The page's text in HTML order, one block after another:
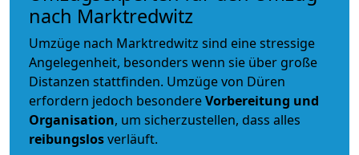
nach Marktredwitz
Umzüge nach Marktredwitz sind eine stressige
Angelegenheit, besonders wenn sie über große
Distanzen stattfinden. Umzüge von Düren
erfordern jedoch besondereVorbereitung und
Organisation, um sicherzustellen, dass alles
reibungslosverläuft.